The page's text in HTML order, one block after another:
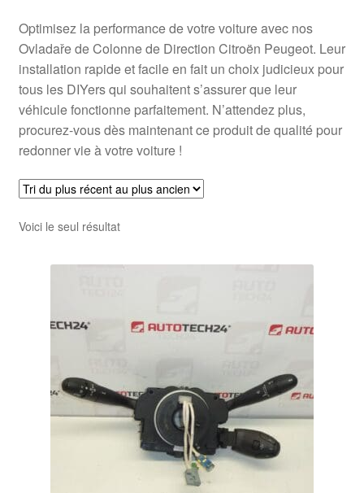
Optimisez la performance de votre voiture avec nos
Ovladaře de Colonne de Direction Citroën Peugeot. Leur
installation rapide et facile en fait un choix judicieux pour
tous les DIYers qui souhaitent s’assurer que leur
véhicule fonctionne parfaitement. N’attendez plus,
procurez-vous dès maintenant ce produit de qualité pour
redonner vie à votre voiture !
Voici le seul résultat